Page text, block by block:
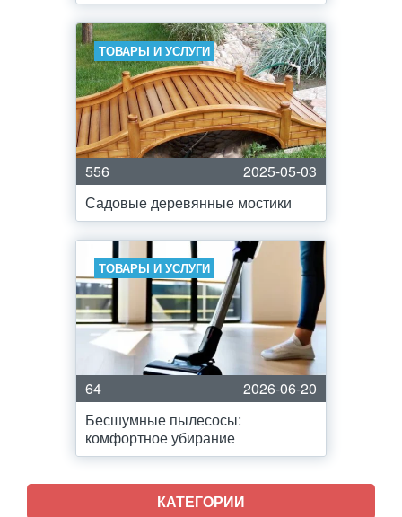
ТОВАРЫ И УСЛУГИ
556
2025-05-03
Садовые деревянные мостики
ТОВАРЫ И УСЛУГИ
64
2026-06-20
Бесшумные пылесосы:
комфортное убирание
КАТЕГОРИИ